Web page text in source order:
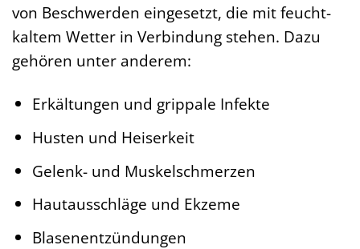
von Beschwerden eingesetzt, die mit feucht-
kaltem Wetter in Verbindung stehen. Dazu
gehören unter anderem:
Erkältungen und grippale Infekte
Husten und Heiserkeit
Gelenk- und Muskelschmerzen
Hautausschläge und Ekzeme
Blasenentzündungen